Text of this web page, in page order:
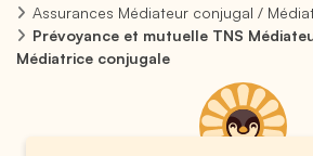
Assurances Médiateur conjugal /
Prévoyance et mutuelle TNS
Médiatrice conjugale